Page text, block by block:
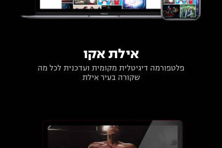
אילת אקו
פלטפורמה דיגיטלית מקומית ועדכנית לכל מה
שקורה בעיר אילת